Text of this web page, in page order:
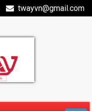
twayvn@gmail.com